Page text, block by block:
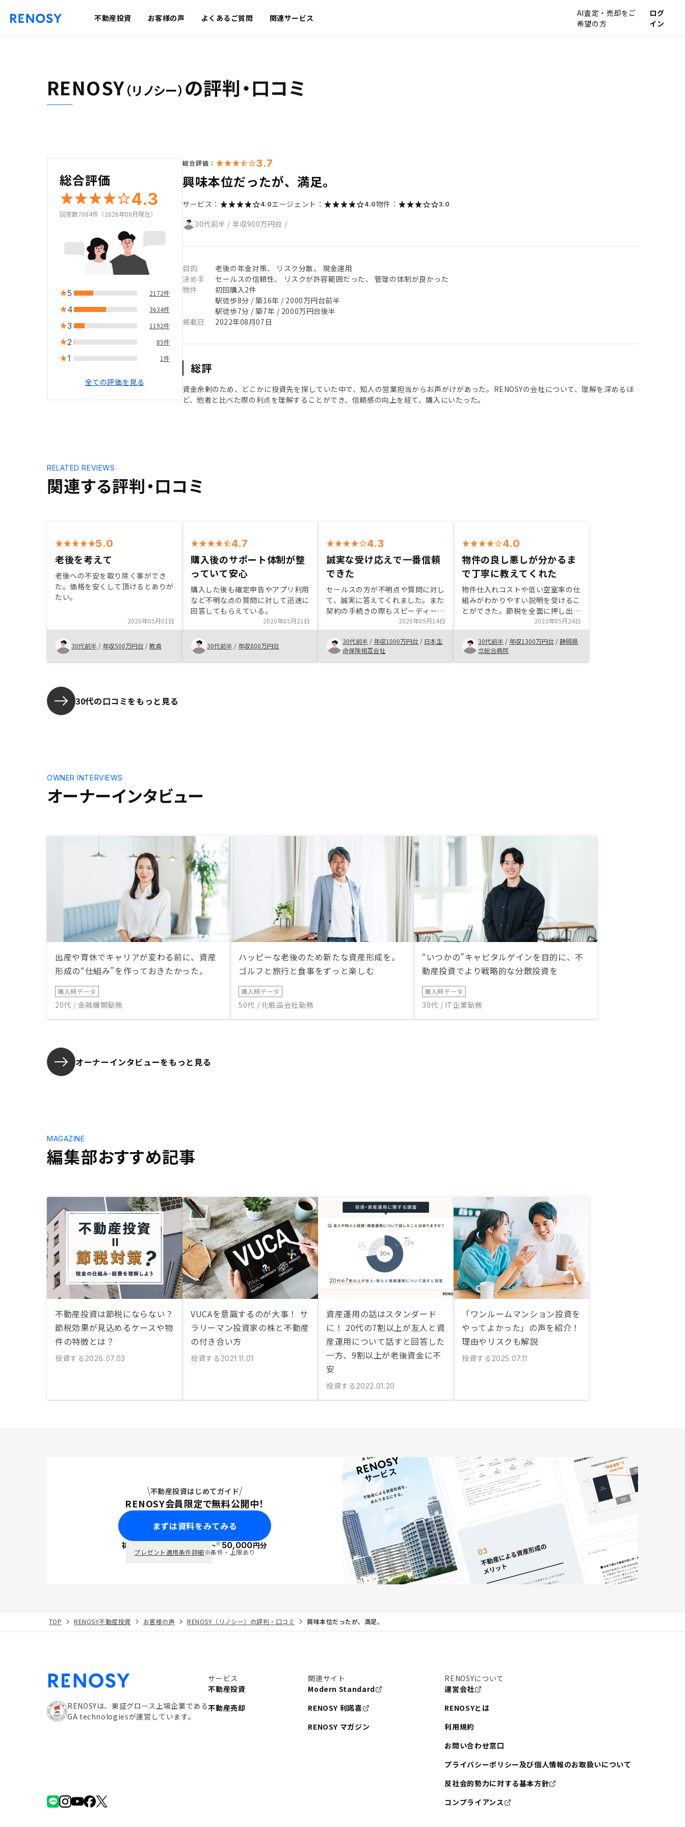
不動産投資 お客様の声 よくあるご質問 関連サービス
AI査定・売却をご
希望の方
ログ
イン
RENOSY（リノシー） の評判・口コミ
総合評価
4.3
回答数7084件（2026年08月現在）
5 2172件
4 3634件
3 1192件
2 85件
1 1件
全ての評価を見る
総合評価： 3.7
興味本位だったが、満足。
サービス： 4.0エージェント： 4.0物件： 3.0
30代前半 / 年収900万円台 /
目的
老後の年金対策、 リスク分散、 現金運用
決め手
セールスの信頼性、 リスクが許容範囲だった、 管理の体制が良かった
物件
初回購入2件
駅徒歩8分 / 築16年 / 2000万円台前半
駅徒歩7分 / 築7年 / 2000万円台後半
掲載日
2022年08月07日
総評
資金余剰のため、どこかに投資先を探していた中で、知人の営業担当からお声がけがあった。RENOSYの会社について、理解を深めるほ
ど、他者と比べた際の利点を理解することができ、信頼感の向上を経て、購入にいたった。
関連する評判・口コミ
RELATED REVIEWS
5.0
老後を考えて
老後への不安を取り除く事ができ
た。価格を安くして頂けるとありが
たい。
2020年05月01日
30代前半 / 年収500万円台 /教員
4.7
購入後のサポート体制が整
っていて安心
購入した後も確定申告やアプリ利用
など不明な点の質問に対して迅速に
回答してもらえている。
2020年05月21日
30代前半 / 年収800万円台
4.3
誠実な受け応えで一番信頼
できた
セールスの方が不明点や質問に対し
て、誠実に答えてくれました。また
契約の手続きの際もスピーディーに
応対いただけました。他社とも比較
しましたが、一番信頼できると感
じ、契約しました
2020年09月14日
30代前半 / 年収1000万円台 / 日本生
命保険相互会社
4.0
物件の良し悪しが分かるま
で丁寧に教えてくれた
物件仕入れコストや低い空室率の仕
組みがわかりやすい説明を受けるこ
とができた。節税を全面に押し出し
たものではなく信頼ができた。取り
扱い物件がどこも駅近で、価値のあ
る物件ばかりだったので、提案物件
にも期待が持てた。収支シミュレー
ションをグラフ化して、分かりやす
2023年05月24日
30代前半 / 年収1300万円台 /静岡県
立総合病院
30代の口コミをもっと見る
オーナーインタビュー
OWNER INTERVIEWS
出産や育休でキャリアが変わる前に、資産
形成の“仕組み”を作っておきたかった。
購入時データ
20代 / 金融機関勤務
ハッピーな老後のため新たな資産形成を。
ゴルフと旅行と食事をずっと楽しむ
購入時データ
50代 / 化粧品会社勤務
“いつかの”キャピタルゲインを目的に、不
動産投資でより戦略的な分散投資を
購入時データ
30代 / IT企業勤務
オーナーインタビューをもっと見る
編集部おすすめ記事
MAGAZINE
不動産投資は節税にならない？
節税効果が見込めるケースや物
件の特徴とは？
投資する 2026.07.03
VUCAを意識するのが大事！ サ
ラリーマン投資家の株と不動産
の付き合い方
投資する 2021.11.01
資産運用の話はスタンダード
に！ 20代の7割以上が友人と資
産運用について話すと回答した
一方、9割以上が老後資金に不
安
投資する 2022.01.20
「ワンルームマンション投資を
やってよかった」の声を紹介！
理由やリスクも解説
投資する 2025.07.11
不動産投資はじめてガイド
RENOSY会員限定で無料公開中！
まずは資料をみてみる
初回面談で ポイント※50,000円分
プレゼント適用条件詳細※条件・上限あり
TOP RENOSY不動産投資 お客様の声 RENOSY（リノシー）の評判・口コミ 興味本位だったが、満足。
RENOSYは、東証グロース上場企業である
GA technologiesが運営しています。
サービス
不動産投資
不動産売却
関連サイト
Modern Standard
RENOSY 利諾喜
RENOSY マガジン
RENOSYについて
運営会社
RENOSYとは
利用規約
お問い合わせ窓口
プライバシーポリシー及び個人情報のお取扱いについて
反社会的勢力に対する基本方針
コンプライアンス